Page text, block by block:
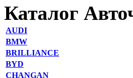
Каталог
AUDI
BMW
BRILLIANCE
BYD
CHANGAN